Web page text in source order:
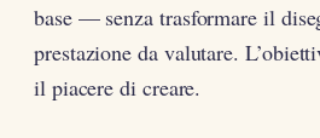
base — senza trasformare il
prestazione da valutare.
il piacere di creare.